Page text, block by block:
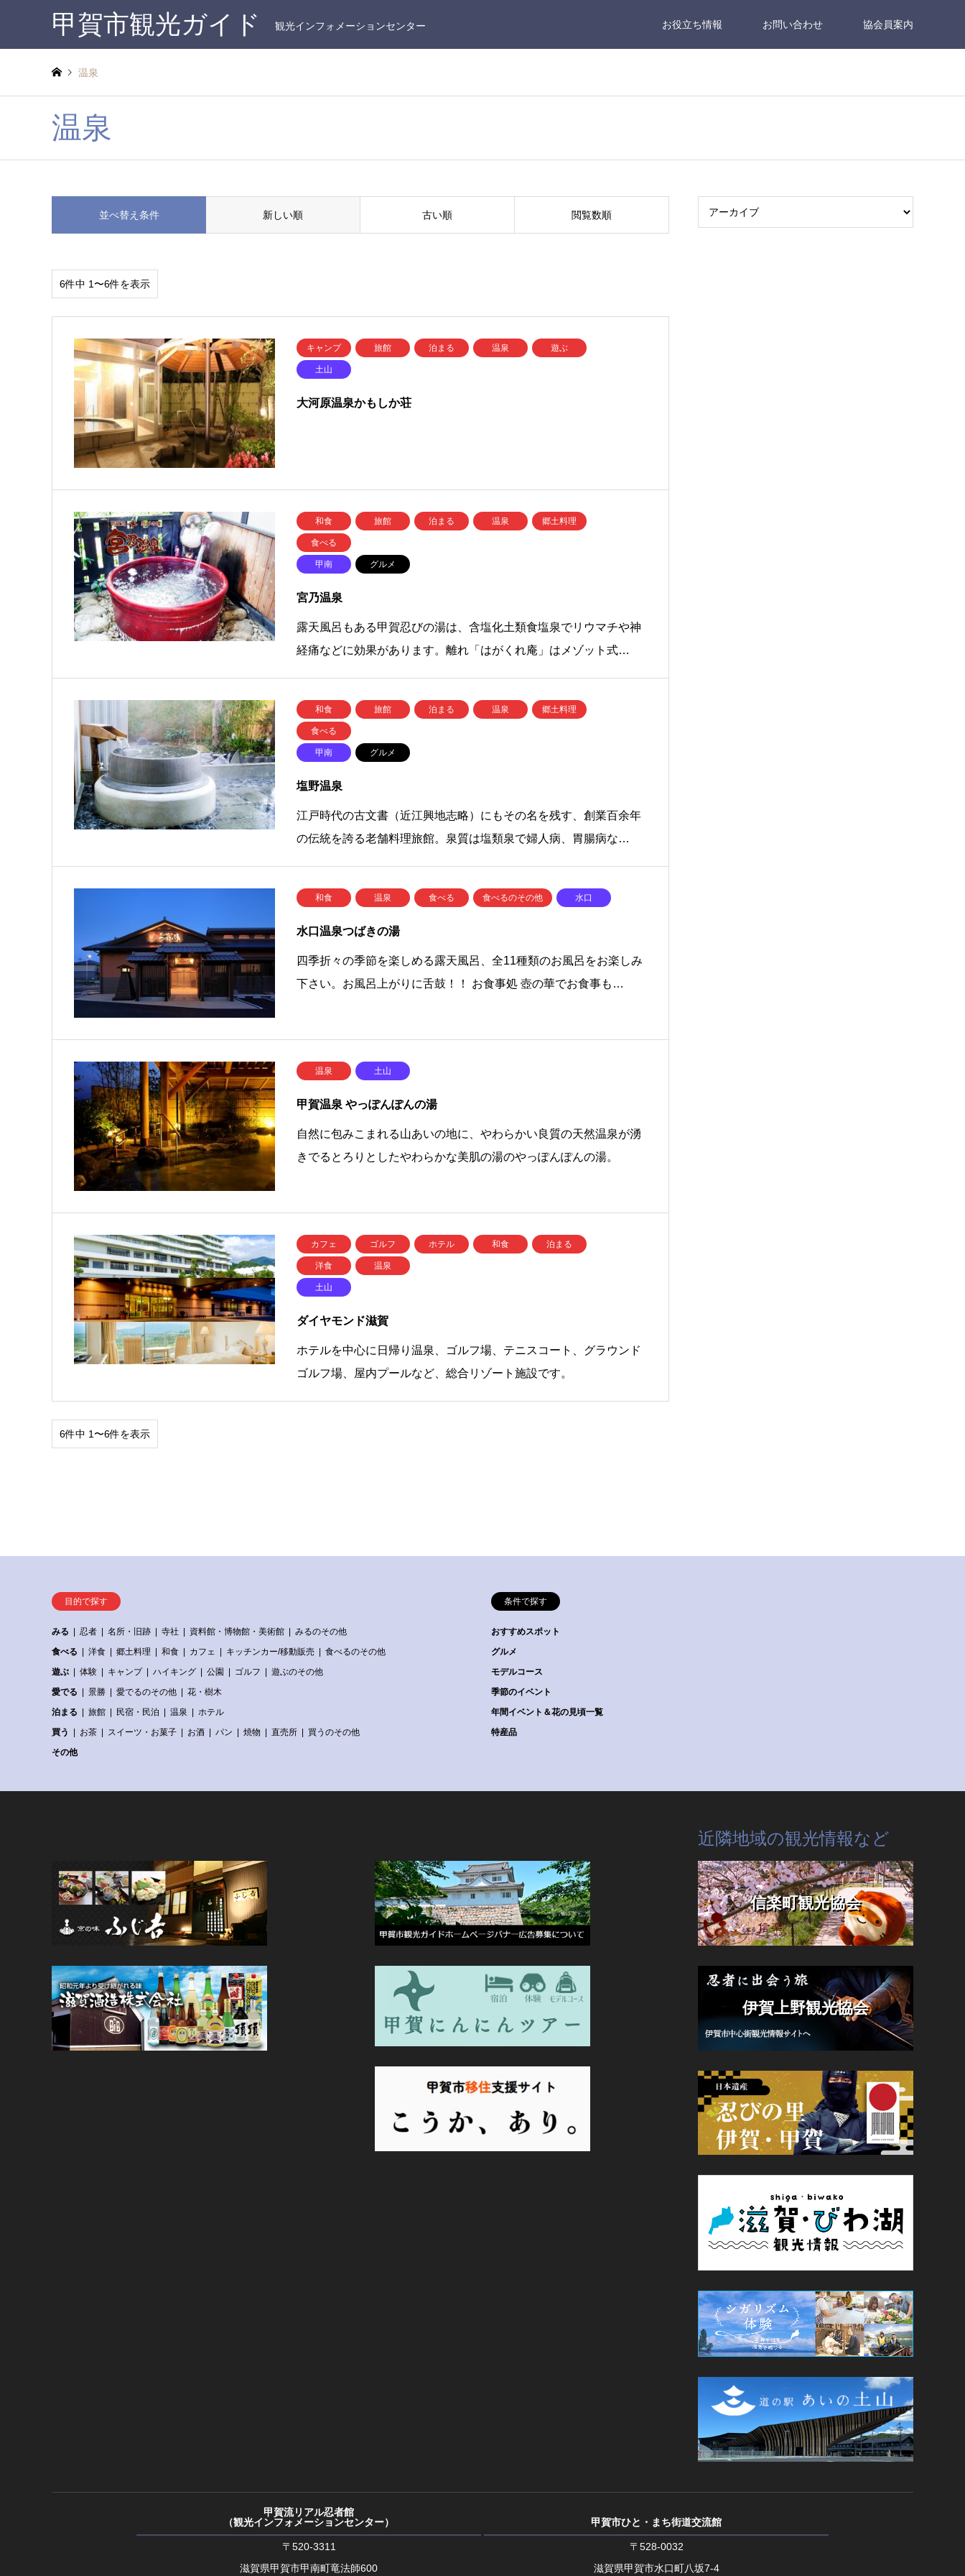
甲賀市観光ガイド 観光インフォメーションセンター お役立ち情報 お問い合わせ 協会員案内
温泉
温泉
並べ替え条件 新しい順 古い順 閲覧数順
6件中 1〜6件を表示
キャンプ 旅館 泊まる 温泉 遊ぶ
土山
大河原温泉かもしか荘
和食 旅館 泊まる 温泉 郷土料理
食べる
甲南 グルメ
宮乃温泉
露天風呂もある甲賀忍びの湯は、含塩化土類食塩泉でリウマチや神
経痛などに効果があります。離れ「はがくれ庵」はメゾット式…
和食 旅館 泊まる 温泉 郷土料理
食べる
甲南 グルメ
塩野温泉
江戸時代の古文書（近江興地志略）にもその名を残す、創業百余年
の伝統を誇る老舗料理旅館。泉質は塩類泉で婦人病、胃腸病な…
和食 温泉 食べる 食べるのその他 水口
水口温泉つばきの湯
四季折々の季節を楽しめる露天風呂、全11種類のお風呂をお楽しみ
下さい。お風呂上がりに舌鼓！！ お食事処 壺の華でお食事も…
温泉 土山
甲賀温泉 やっぽんぽんの湯
自然に包みこまれる山あいの地に、やわらかい良質の天然温泉が湧
きでるとろりとしたやわらかな美肌の湯のやっぽんぽんの湯。
カフェ ゴルフ ホテル 和食 泊まる
洋食 温泉
土山
ダイヤモンド滋賀
ホテルを中心に日帰り温泉、ゴルフ場、テニスコート、グラウンド
ゴルフ場、屋内プールなど、総合リゾート施設です。
6件中 1〜6件を表示
目的で探す
みる 忍者 名所・旧跡 寺社 資料館・博物館・美術館
みるのその他
食べる
洋食 郷土料理 和食 カフェ キッチンカー/移動販売
食べるのその他
遊ぶ
体験 キャンプ ハイキング 公園 ゴルフ
遊ぶのその他
愛でる
景勝 愛でるのその他
花・樹木
泊まる
旅館 民宿・民泊 温泉
ホテル
買う
お茶 スイーツ・お菓子 お酒 パン 焼物 直売所
買うのその他
その他
条件で探す
おすすめスポット
グルメ
モデルコース
季節のイベント
年間イベント＆花の見頃一覧
特産品
近隣地域の観光情報など
信楽町観光協会
伊賀上野観光協会
甲賀流リアル忍者館
（観光インフォメーションセンター）
〒520-3311
滋賀県甲賀市甲南町竜法師600
甲賀市ひと・まち街道交流館
〒528-0032
滋賀県甲賀市水口町八坂7-4